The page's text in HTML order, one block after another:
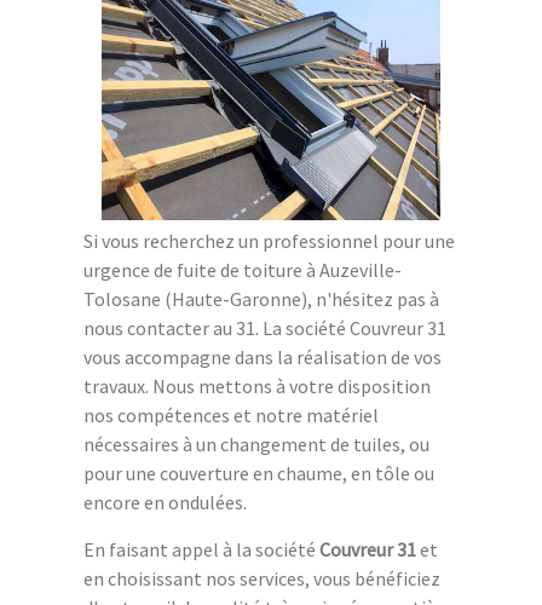
Si vous recherchez un professionnel pour une
urgence de fuite de toiture à Auzeville-
Tolosane (Haute-Garonne), n'hésitez pas à
nous contacter au 31. La société Couvreur 31
vous accompagne dans la réalisation de vos
travaux. Nous mettons à votre disposition
nos compétences et notre matériel
nécessaires à un changement de tuiles, ou
pour une couverture en chaume, en tôle ou
encore en ondulées.
En faisant appel à la société Couvreur 31et
en choisissant nos services, vous bénéficiez